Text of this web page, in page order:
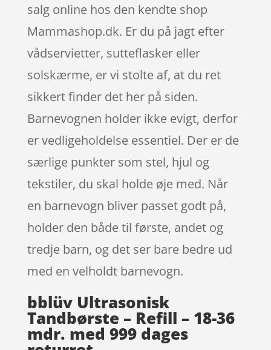
salg online hos den kendte shop
Mammashop.dk. Er du på jagt efter
vådservietter, sutteflasker eller
solskærme, er vi stolte af, at du ret
sikkert finder det her på siden.
Barnevognen holder ikke evigt, derfor
er vedligeholdelse essentiel. Der er de
særlige punkter som stel, hjul og
tekstiler, du skal holde øje med. Når
en barnevogn bliver passet godt på,
holder den både til første, andet og
tredje barn, og det ser bare bedre ud
med en velholdt barnevogn.
bblüv Ultrasonisk
Tandbørste – Refill – 18-36
mdr. med 999 dages